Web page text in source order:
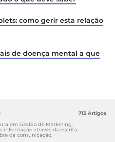
como gerir esta relação
de doença mental a que
em Gestão de Marketing,
informação através da escrita,
da comunicação.
713 Artigos